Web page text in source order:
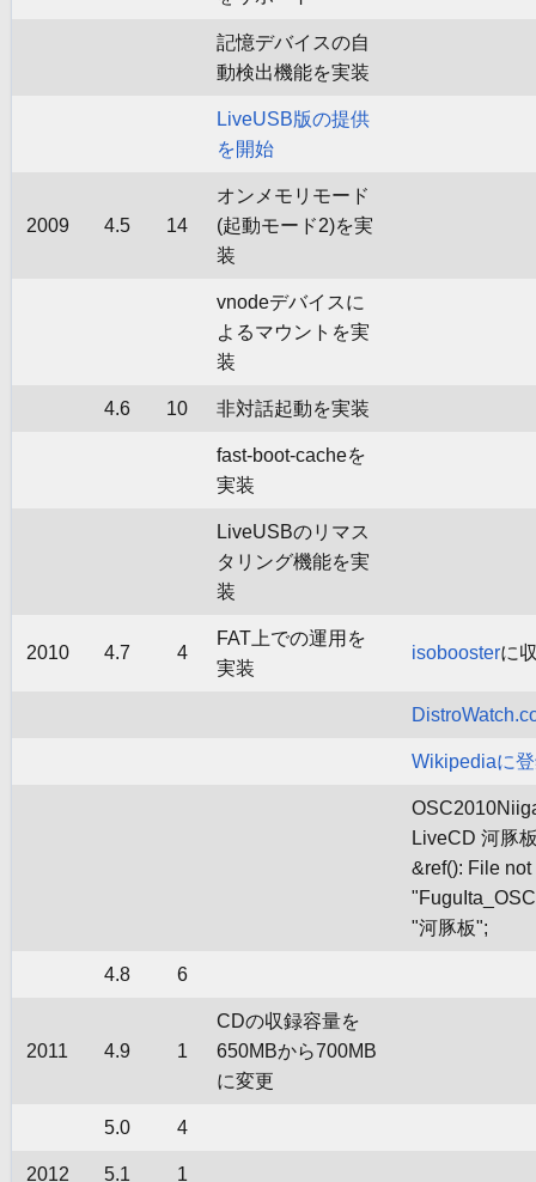
記憶デバイスの自
動検出機能を実装
LiveUSB版の提供
を開始
2009 4.5 14
オンメモリモード
(起動モード2)を実
装
vnodeデバイスに
よるマウントを実
装
4.6 10 非対話起動を実装
fast-boot-cacheを
実装
LiveUSBのリマス
タリング機能を実
装
2010 4.7 4
FAT上での運用を
実装
isoboosterに
Wikipediaに
LiveCD 河豚
&ref(): File not
"河豚板";
4.8 6
2011 4.9 1
CDの収録容量を
650MBから700MB
に変更
5.0 4
2012 5.1 1